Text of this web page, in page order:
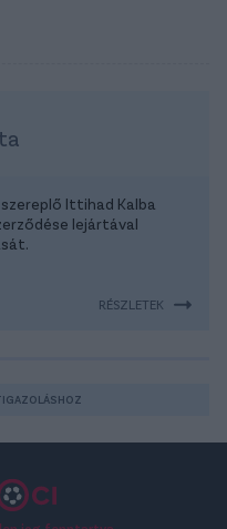
Ittihad Kalba
lejártával
RÉSZLETEK